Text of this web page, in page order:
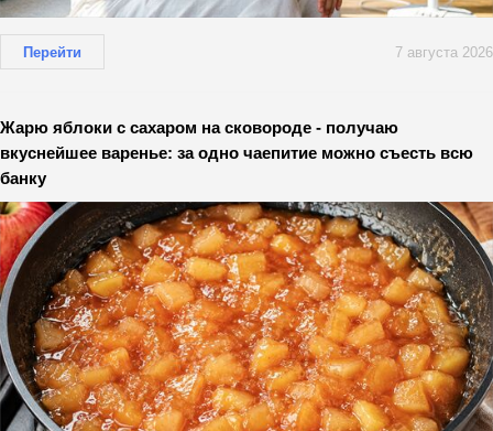
Перейти 7 августа 2026
Жарю яблоки с сахаром на сковороде - получаю
вкуснейшее варенье: за одно чаепитие можно съесть всю
банку